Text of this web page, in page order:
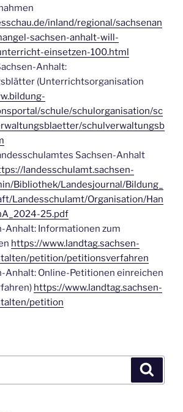
inland/regional/sachsenan
sachsen-anhalt-will-
einsetzen-100.html
Anhalt:
(Unterrichtsorganisation
schule/schulorganisation/sc
schulverwaltungsb
Sachsen-Anhalt
landesschulamt.sachsen-
Bibliothek/Landesjournal/Bildung_
Landesschulamt/Organisation/Han
25.pdf
Anhalt: Informationen zum
https://www.landtag.sachsen-
petition/petitionsverfahren
Anhalt: Online-Petitionen einreichen
https://www.landtag.sachsen-
petition